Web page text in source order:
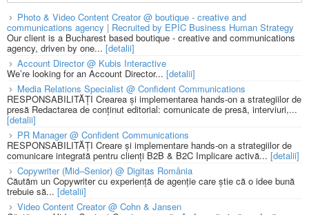
Photo & Video Content Creator @ boutique - creative and
communications agency | Recruited by EPIC Business Human Strategy
Our client is a Bucharest based boutique - creative and communications
agency, driven by one... [detalii]
Account Director @ Kubis Interactive
We’re looking for an Account Director... [detalii]
Media Relations Specialist @ Confident Communications
RESPONSABILITĂȚI Crearea și implementarea hands-on a strategiilor de
presă Redactarea de conținut editorial: comunicate de presă, interviuri,...
[detalii]
PR Manager @ Confident Communications
RESPONSABILITĂȚI Creare și implementare hands-on a strategiilor de
comunicare integrată pentru clienți B2B & B2C Implicare activă... [detalii]
Copywriter (Mid–Senior) @ Digitas România
Căutăm un Copywriter cu experiență de agenție care știe că o idee bună
trebuie să... [detalii]
Video Content Creator @ Cohn & Jansen